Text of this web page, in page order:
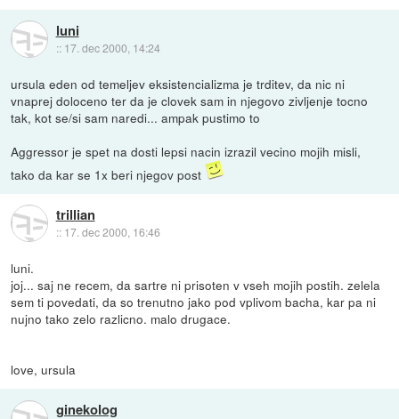
luni
:: 17. dec 2000, 14:24
ursula eden od temeljev eksistencializma je trditev, da nic ni
vnaprej doloceno ter da je clovek sam in njegovo zivljenje tocno
tak, kot se/si sam naredi... ampak pustimo to
Aggressor je spet na dosti lepsi nacin izrazil vecino mojih misli,
tako da kar se 1x beri njegov post
trillian
:: 17. dec 2000, 16:46
luni.
joj... saj ne recem, da sartre ni prisoten v vseh mojih postih. zelela
sem ti povedati, da so trenutno jako pod vplivom bacha, kar pa ni
nujno tako zelo razlicno. malo drugace.
love, ursula
ginekolog